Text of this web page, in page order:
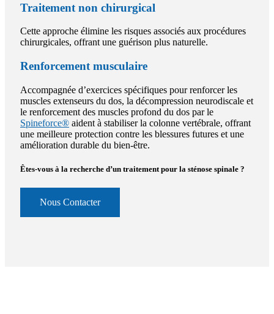
Traitement non chirurgical
Cette approche élimine les risques associés aux procédures
chirurgicales, offrant une guérison plus naturelle.
Renforcement musculaire
Accompagnée d’exercices spécifiques pour renforcer les
muscles extenseurs du dos, la décompression neurodiscale et
le renforcement des muscles profond du dos par le
Spineforce® aident à stabiliser la colonne vertébrale, offrant
une meilleure protection contre les blessures futures et une
amélioration durable du bien-être.
Êtes-vous à la recherche d’un traitement pour la sténose spinale ?
Nous Contacter